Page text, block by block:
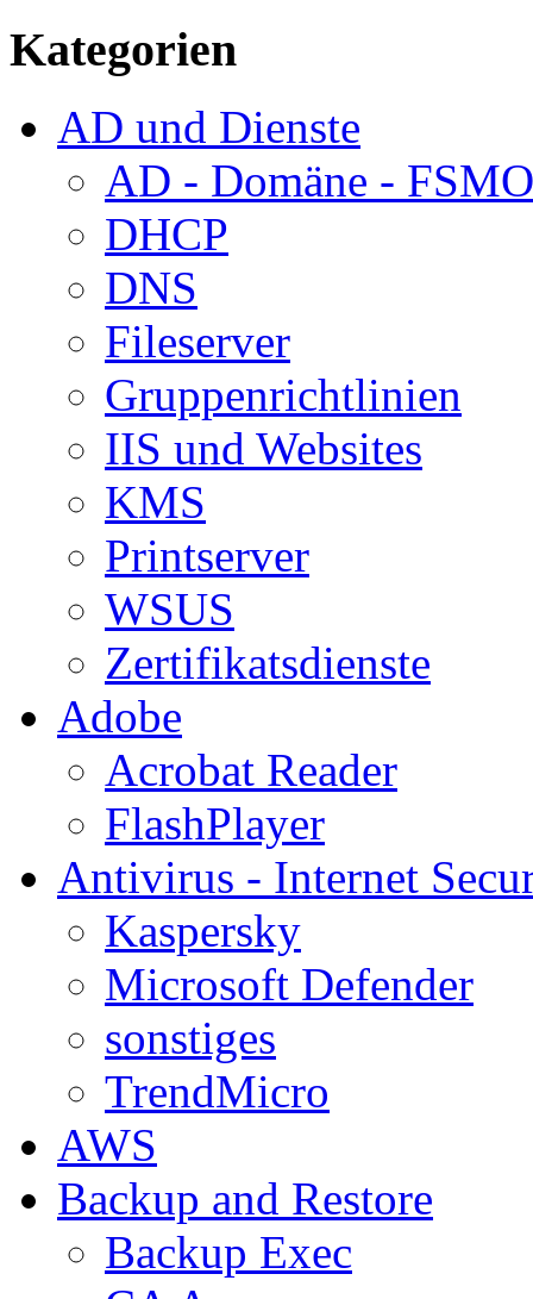
Kategorien
AD und Dienste
AD - Domäne - FSMO
DHCP
DNS
Fileserver
Gruppenrichtlinien
IIS und Websites
KMS
Printserver
WSUS
Zertifikatsdienste
Adobe
Acrobat Reader
FlashPlayer
Antivirus - Internet
Kaspersky
Microsoft Defender
sonstiges
TrendMicro
AWS
Backup and Restore
Backup Exec